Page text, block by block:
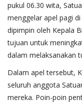
pukul 06.30 wita,
menggelar apel pagi
dipimpin oleh Kepala
tujuan untuk
dalam melaksanakan
Dalam apel tersebut,
seluruh anggota
mereka. Poin-poin